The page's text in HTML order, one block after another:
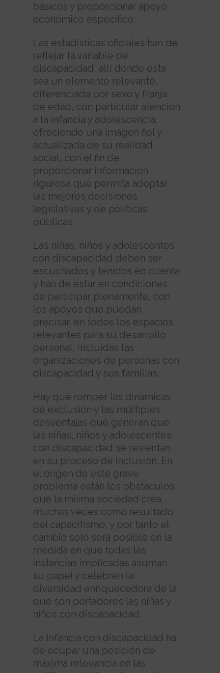
básicos y proporcionar apoyo
económico específico.
Las estadísticas oficiales han de
reflejar la variable de
discapacidad, allí donde esta
sea un elemento relevante,
diferenciada por sexo y franja
de edad, con particular atención
a la infancia y adolescencia,
ofreciendo una imagen fiel y
actualizada de su realidad
social, con el fin de
proporcionar información
rigurosa que permita adoptar
las mejores decisiones
legislativas y de políticas
públicas.
Las niñas, niños y adolescentes
con discapacidad deben ser
escuchados y tenidos en cuenta
y han de estar en condiciones
de participar plenamente, con
los apoyos que puedan
precisar, en todos los espacios
relevantes para su desarrollo
personal, incluidas las
organizaciones de personas con
discapacidad y sus familias.
Hay que romper las dinámicas
de exclusión y las múltiples
desventajas que generan que
las niñas, niños y adolescentes
con discapacidad se resientan
en su proceso de inclusión. En
el origen de este grave
problema están los obstáculos
que la misma sociedad crea,
muchas veces como resultado
del capacitismo, y por tanto el
cambio solo será posible en la
medida en que todas las
instancias implicadas asuman
su papel y celebren la
diversidad enriquecedora de la
que son portadores las niñas y
niños con discapacidad.
La infancia con discapacidad ha
de ocupar una posición de
máxima relevancia en las